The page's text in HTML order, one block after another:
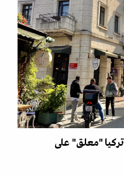
تركيا "معلق" على